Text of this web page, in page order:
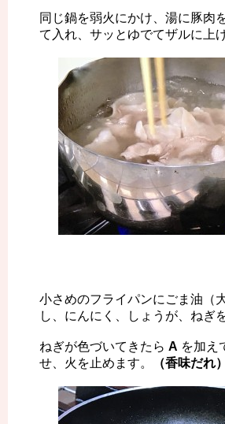
同じ鍋を弱火にかけ、湯に豚肉
て入れ、サッとゆでてザルに上
小さめのフライパンにごま油（
し、にんにく、しょうが、ねぎ
ねぎが色づいてきたら A を加え
せ、火を止めます。
（香味だれ）